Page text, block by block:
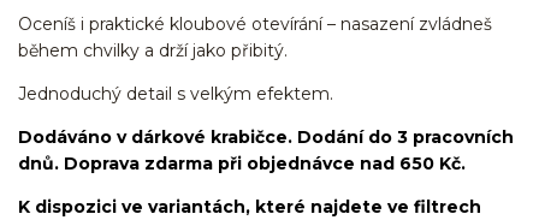
Oceníš i praktické kloubové otevírání – nasazení zvládneš
během chvilky a drží jako přibitý.
Jednoduchý detail s velkým efektem.
Dodáváno v dárkové krabičce. Dodání do 3 pracovních
dnů. Doprava zdarma při objednávce nad 650 Kč.
K dispozici ve variantách, které najdete ve filtrech